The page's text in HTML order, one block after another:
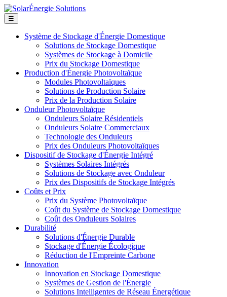
☰
Système de Stockage d'Énergie Domestique
Solutions de Stockage Domestique
Systèmes de Stockage à Domicile
Prix du Stockage Domestique
Production d'Énergie Photovoltaïque
Modules Photovoltaïques
Solutions de Production Solaire
Prix de la Production Solaire
Onduleur Photovoltaïque
Onduleurs Solaire Résidentiels
Onduleurs Solaire Commerciaux
Technologie des Onduleurs
Prix des Onduleurs Photovoltaïques
Dispositif de Stockage d'Énergie Intégré
Systèmes Solaires Intégrés
Solutions de Stockage avec Onduleur
Prix des Dispositifs de Stockage Intégrés
Coûts et Prix
Prix du Système Photovoltaïque
Coût du Système de Stockage Domestique
Coût des Onduleurs Solaires
Durabilité
Solutions d'Énergie Durable
Stockage d'Énergie Écologique
Réduction de l'Empreinte Carbone
Innovation
Innovation en Stockage Domestique
Systèmes de Gestion de l'Énergie
Solutions Intelligentes de Réseau Énergétique